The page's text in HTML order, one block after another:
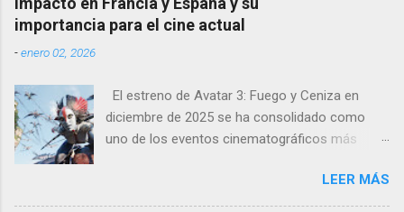
que ya alcanzaron y los miedos de haber
imágenes Desde el inicio, con ese pla...
importancia para el cine actual
-enero 02, 2026
El estreno de Avatar 3: Fuego y Ceniza en
diciembre de 2025 se ha consolidado como
uno de los eventos cinematográficos más
saga dirigida por James Cameron ha vuelto a
atraer al gran público a las salas, con cifras de
LEER MÁS